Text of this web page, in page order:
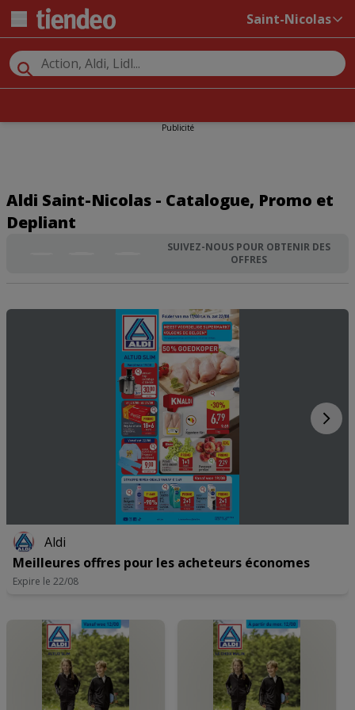
Saint-Nicolas
Publicité
Aldi Saint-Nicolas - Catalogue, Promo et
Depliant
SUIVEZ-NOUS POUR OBTENIR DES
OFFRES
Aldi
Meilleures offres pour les acheteurs économes
Expire le 22/08